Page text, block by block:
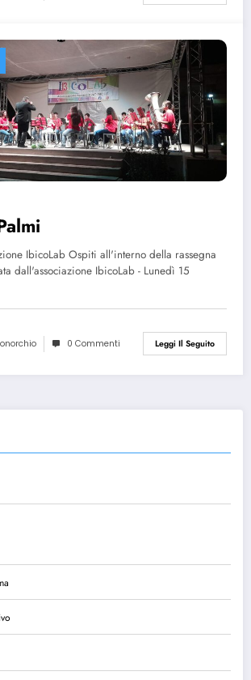
IbicoLab Ospiti all'interno della rassegna
dall'associazione IbicoLab - Lunedì 15
0 Commenti Leggi Il Seguito